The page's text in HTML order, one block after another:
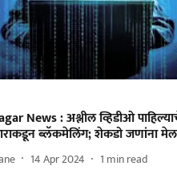
News : अश्लील व्हिडीओ
ब्लॅकमेलिंग; शेकडो जणांना
14 Apr 2024 1 min read